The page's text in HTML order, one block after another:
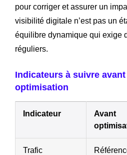
pour corriger et assurer un
visibilité digitale n’est pas un
équilibre dynamique qui exige
réguliers.
Indicateurs à suivre
optimisation
Indicateur
Avant
Trafic